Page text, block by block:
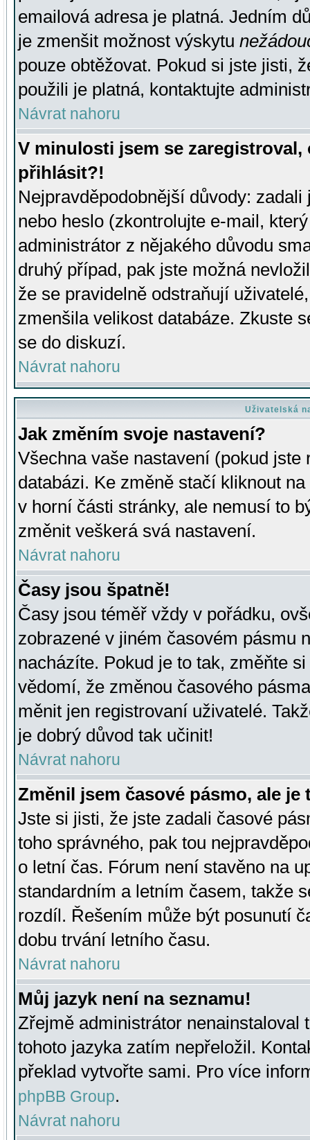
emailová adresa je platná. Jedním
je zmenšit možnost výskytu
pouze obtěžovat. Pokud si jste jisti,
použili je platná, kontaktujte
Návrat nahoru
V minulosti jsem se
přihlásit?!
Nejpravděpodobnější důvody:
nebo heslo (zkontrolujte e-mail,
administrátor z nějakého důvodu
druhý případ, pak jste možná
že se pravidelně odstraňují
zmenšila velikost databáze. Zkuste
se do diskuzí.
Návrat nahoru
Uživatelská
Jak změním svoje nastavení?
Všechna vaše nastavení (pokud
databázi. Ke změně stačí kliknout
v horní části stránky, ale nemusí to
změnit veškerá svá nastavení.
Návrat nahoru
Časy jsou špatně!
Časy jsou téměř vždy v pořádku,
zobrazené v jiném časovém pásmu
nacházíte. Pokud je to tak, změňte
vědomí, že změnou časového
měnit jen registrovaní uživatelé.
je dobrý důvod tak učinit!
Návrat nahoru
Změnil jsem časové pásmo, ale je
Jste si jisti, že jste zadali časové
toho správného, pak tou
o letní čas. Fórum není stavěno na
standardním a letním časem, takže
rozdíl. Řešením může být posunutí
dobu trvání letního času.
Návrat nahoru
Můj jazyk není na seznamu!
Zřejmě administrátor nenainstaloval
tohoto jazyka zatím nepřeložil.
překlad vytvořte sami. Pro více
phpBB Group.
Návrat nahoru